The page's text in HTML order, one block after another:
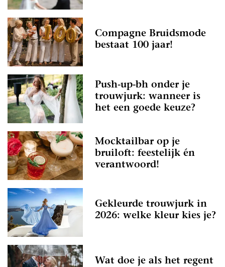
Compagne Bruidsmode
bestaat 100 jaar!
Push-up-bh onder je
trouwjurk: wanneer is
het een goede keuze?
Mocktailbar op je
bruiloft: feestelijk én
verantwoord!
Gekleurde trouwjurk in
2026: welke kleur kies je?
Wat doe je als het regent